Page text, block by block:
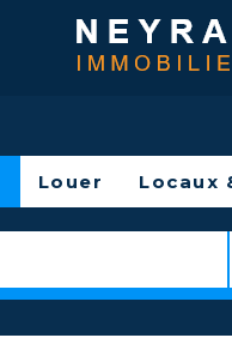
Louer Locaux